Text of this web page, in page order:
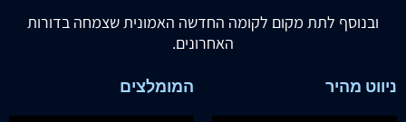
ובנוסף לתת מקום לקומה החדשה האמונית שצמחה בדורות
האחרונים.
ניווט מהיר המומלצים